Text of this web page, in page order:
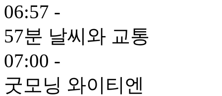
06:57 -
57분 날씨와 교통
07:00 -
굿모닝 와이티엔